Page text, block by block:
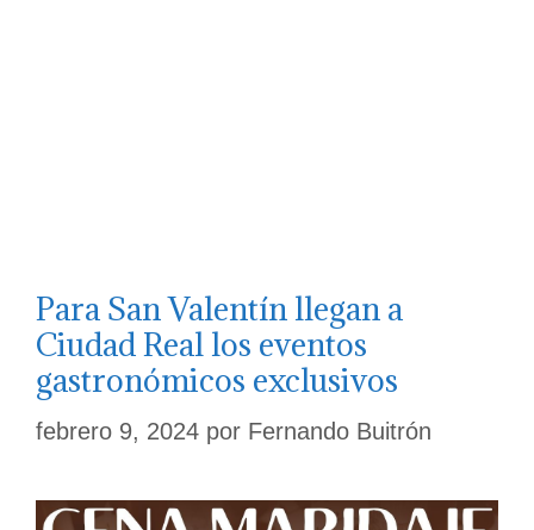
Para San Valentín llegan a
Ciudad Real los eventos
gastronómicos exclusivos
febrero 9, 2024 por Fernando Buitrón